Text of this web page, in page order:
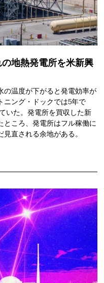
地熱発電所を米新興
の温度が下がると発電効率が
ニング・ドックでは5年で
いた。発電所を買収した新
ところ、発電所はフル稼働に
直される余地がある。